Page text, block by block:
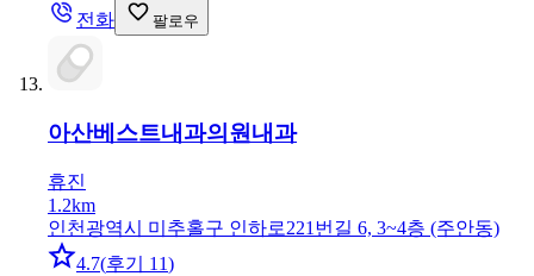
전화 팔로우
아산베스트내과의원 내과
휴진
1.2km
인천광역시 미추홀구 인하로221번길 6, 3~4층 (주안동)
4.7(후기 11)